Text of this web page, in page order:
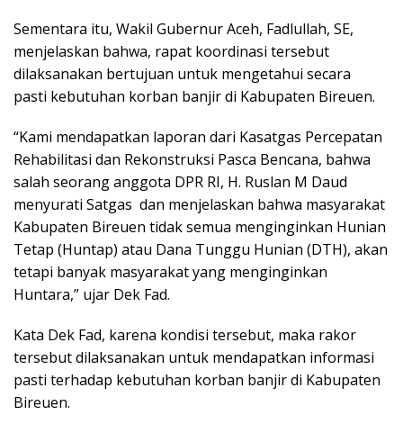
Sementara itu, Wakil Gubernur Aceh, Fadlullah, SE,
menjelaskan bahwa, rapat koordinasi tersebut
dilaksanakan bertujuan untuk mengetahui secara
pasti kebutuhan korban banjir di Kabupaten Bireuen.
“Kami mendapatkan laporan dari Kasatgas Percepatan
Rehabilitasi dan Rekonstruksi Pasca Bencana, bahwa
salah seorang anggota DPR RI, H. Ruslan M Daud
menyurati Satgas dan menjelaskan bahwa masyarakat
Kabupaten Bireuen tidak semua menginginkan Hunian
Tetap (Huntap) atau Dana Tunggu Hunian (DTH), akan
tetapi banyak masyarakat yang menginginkan
Huntara,” ujar Dek Fad.
Kata Dek Fad, karena kondisi tersebut, maka rakor
tersebut dilaksanakan untuk mendapatkan informasi
pasti terhadap kebutuhan korban banjir di Kabupaten
Bireuen.